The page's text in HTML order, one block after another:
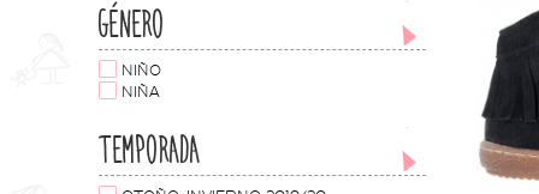
GÉNERO
NIÑO
NIÑA
TEMPORADA